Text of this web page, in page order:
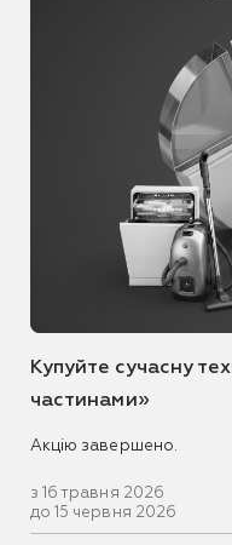
Купуйте сучасну
частинами»
Акцію завершено.
з 16 травня 2026
до 15 червня 2026